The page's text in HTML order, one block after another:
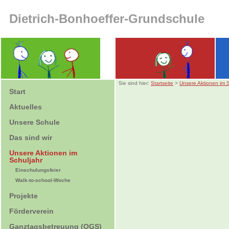
Dietrich-Bonhoeffer-Grundschule
Start
Aktuelles
Unsere Schule
Das sind wir
Unsere Aktionen im
Schuljahr
Einschulungsfeier
Walk-to-school-Woche
Projekte
Förderverein
Ganztagsbetreuung (OGS)
Sie sind hier: Startseite > Unsere Aktionen im